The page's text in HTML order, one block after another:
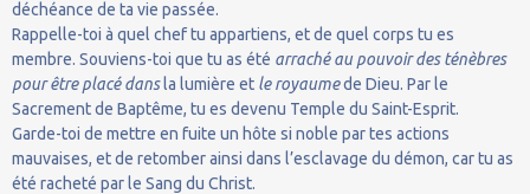
déchéance de ta vie passée.
Rappelle-toi à quel chef tu appartiens, et de quel corps tu es
membre. Souviens-toi que tu as été arraché au pouvoir des ténèbres
pour être placé dans la lumière et le royaumede Dieu. Par le
Sacrement de Baptême, tu es devenu Temple du Saint-Esprit.
Garde-toi de mettre en fuite un hôte si noble par tes actions
mauvaises, et de retomber ainsi dans l’esclavage du démon, car tu as
été racheté par le Sang du Christ.